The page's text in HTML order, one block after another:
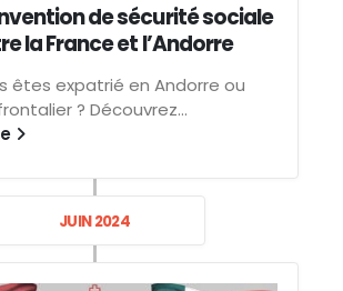
de sécurité sociale
la France et l’Andorre
êtes expatrié en Andorre ou
? Découvrez...
JUIN 2024